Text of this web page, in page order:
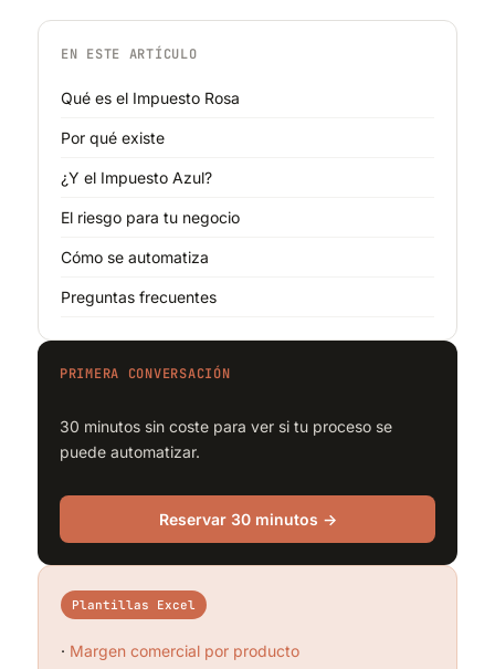
EN ESTE ARTÍCULO
Qué es el Impuesto Rosa
Por qué existe
¿Y el Impuesto Azul?
El riesgo para tu negocio
Cómo se automatiza
Preguntas frecuentes
PRIMERA CONVERSACIÓN
30 minutos sin coste para ver si tu proceso se
puede automatizar.
Reservar 30 minutos →
Plantillas Excel
· Margen comercial por producto